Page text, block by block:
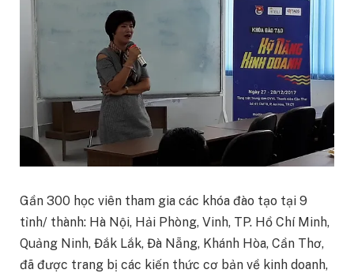
Gần 300 học viên tham gia các khóa đào tạo tại 9
tỉnh/ thành: Hà Nội, Hải Phòng, Vinh, TP. Hồ Chí Minh,
Quảng Ninh, Đắk Lắk, Đà Nẵng, Khánh Hòa, Cần Thơ,
đã được trang bị các kiến thức cơ bản về kinh doanh,